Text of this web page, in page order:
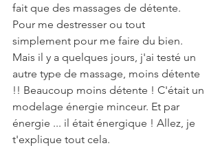
fait que des massages de détente.
Pour me destresser ou tout
simplement pour me faire du bien.
Mais il y a quelques jours, j'ai testé un
autre type de massage, moins détente
!! Beaucoup moins détente ! C'était un
modelage énergie minceur. Et par
énergie ... il était énergique ! Allez, je
t'explique tout cela.